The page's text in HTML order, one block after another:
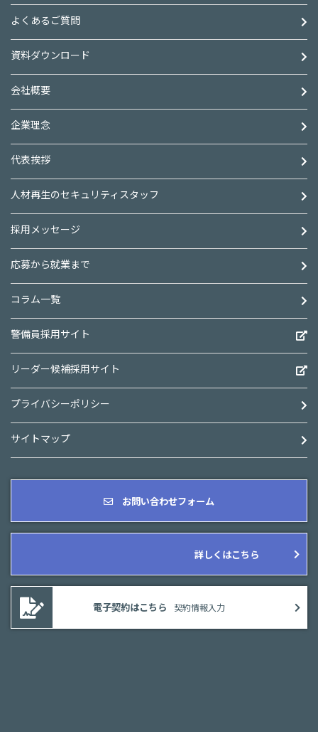
よくあるご質問
資料ダウンロード
会社概要
企業理念
代表挨拶
人材再生のセキュリティスタッフ
採用メッセージ
応募から就業まで
コラム一覧
警備員採用サイト
リーダー候補採用サイト
プライバシーポリシー
サイトマップ
お問い合わせフォーム
詳しくはこちら
電子契約はこちら 契約情報入力